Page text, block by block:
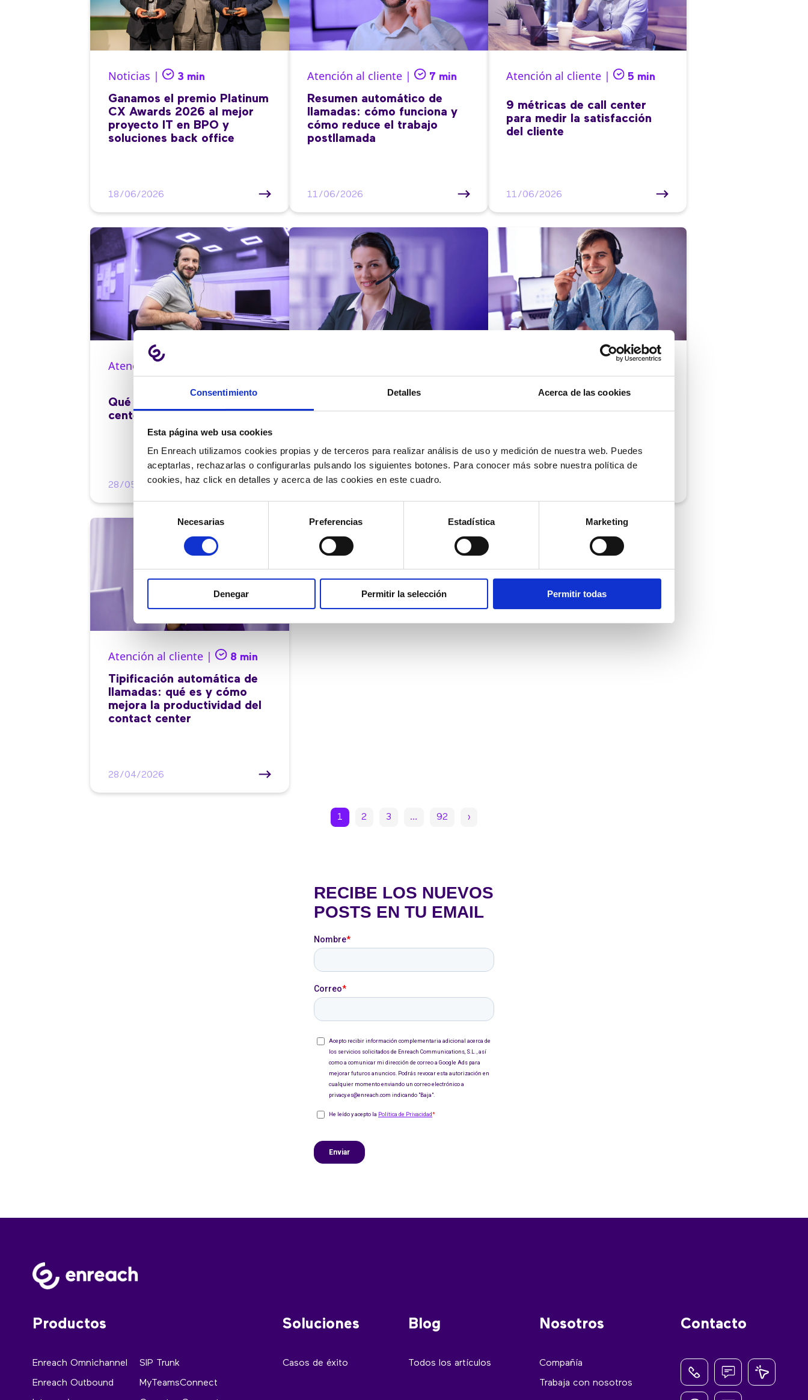
Consentimiento Detalles Acerca de las cookies
Esta página web usa cookies
En Enreach utilizamos cookies propias y de terceros para realizar análisis de uso y medición de nuestra web. Puedes
aceptarlas, rechazarlas o configurarlas pulsando los siguientes botones. Para conocer más sobre nuestra política de
cookies, haz click en detalles y acerca de las cookies en este cuadro.
consentimiento
Necesarias Preferencias Estadística Marketing
Denegar Permitir la selección Permitir todas
Noticias | 3 min
Ganamos el premio Platinum
CX Awards 2026 al mejor
proyecto IT en BPO y
soluciones back office
18/06/2026
Atención al cliente | 7 min
Resumen automático de
llamadas: cómo funciona y
cómo reduce el trabajo
postllamada
11/06/2026
Atención al cliente | 5 min
9 métricas de call center
para medir la satisfacción
del cliente
11/06/2026
Atención al cliente |
Qué es el FCR en un contact
center y cómo mejorarlo
28/05/2026
Cómo automatizar la
evaluación de llamadas en
12/05/2026
Cómo comprobar si tu
los tiempos de respuesta
Atención al cliente | 8 min
Tipificación automática de
llamadas: qué es y cómo
mejora la productividad del
contact center
28/04/2026
1 2 3 … 92 ›
Productos
Enreach Omnichannel
Enreach Outbound
SIP Trunk
MyTeamsConnect
Soluciones
Casos de éxito
Blog
Todos los artículos
Nosotros
Compañía
Trabaja con nosotros
Contacto